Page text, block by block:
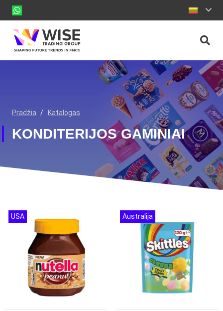
Pradžia / Katalogas
KONDITERIJOS GAMINIAI
USA Australija